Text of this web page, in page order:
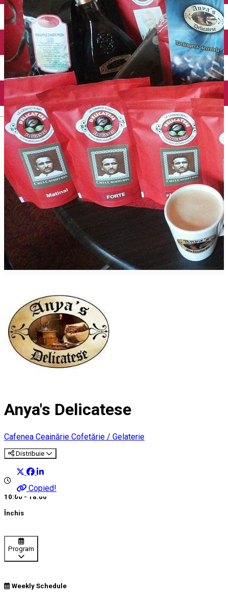
English
Închirieri auto
Închirieri biciclete
Taxi
Încărcare vehicule electrice
Anya's Delicatese
Cafenea Ceainărie Cofetărie / Gelaterie
Distribuie
Copied!
10:00 - 18:00
Închis
Program
Weekly Schedule